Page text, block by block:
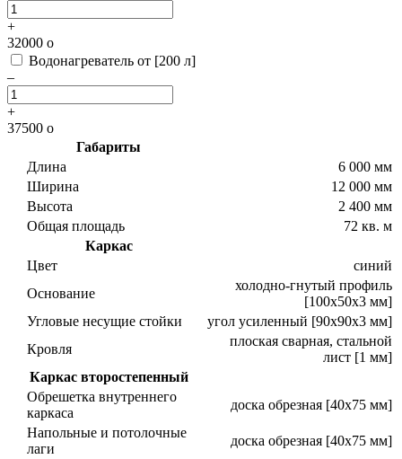
+
32000 o
Водонагреватель от [200 л]
–
+
37500 o
Габариты
Длина
6 000 мм
Ширина
12 000 мм
Высота
2 400 мм
Общая площадь
72 кв. м
Каркас
Цвет
синий
Основание
холодно-гнутый профиль
[100х50х3 мм]
Угловые несущие стойки
угол усиленный [90х90х3 мм]
Кровля
плоская сварная, стальной
лист [1 мм]
Каркас второстепенный
Обрешетка внутреннего
каркаса
доска обрезная [40х75 мм]
Напольные и потолочные
лаги
доска обрезная [40х75 мм]